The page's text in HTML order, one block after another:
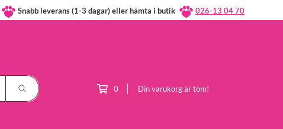
Snabb leverans (1-3 dagar) eller hämta i butik 026-13 04 70
0 Din varukorg är tom!